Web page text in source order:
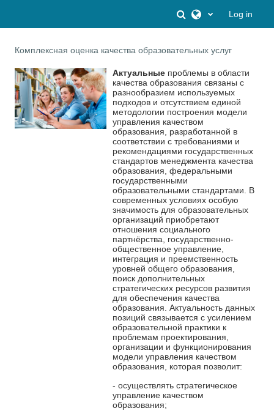
Toggle search
Log in
Комплексная оценка качества образовательных услуг
Актуальные проблемы в области
качества образования связаны с
разнообразием используемых
подходов и отсутствием единой
методологии построения модели
управления качеством
образования, разработанной в
соответствии с требованиями и
рекомендациями государственных
стандартов менеджмента качества
образования, федеральными
государственными
образовательными стандартами. В
современных условиях особую
значимость для образовательных
организаций приобретают
отношения социального
партнёрства, государственно-
общественное управление,
интеграция и преемственность
уровней общего образования,
поиск дополнительных
стратегических ресурсов развития
для обеспечения качества
образования. Актуальность данных
позиций связывается с усилением
образовательной практики к
проблемам проектирования,
организации и функционирования
модели управления качеством
образования, которая позволит:
- осуществлять стратегическое
управление качеством
образования;